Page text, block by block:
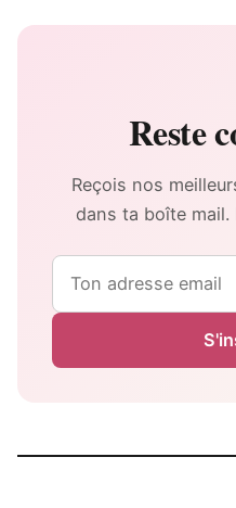
Reste
Reçois nos
dans ta boîte mail.